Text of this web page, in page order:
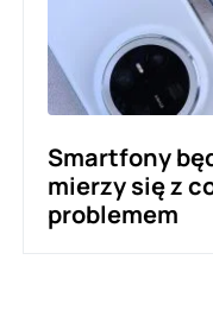
Smartfony
mierzy się z
problemem